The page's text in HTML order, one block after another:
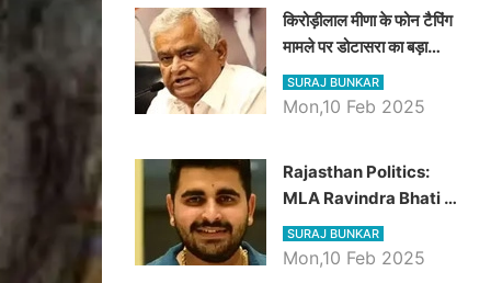
किरोड़ीलाल मीणा के फोन टैपिंग
मामले पर डोटासरा का बड़ा
आरोप, वीडियो में देखें AZ बड़ी
खबरें
SURAJ BUNKAR
Mon,10 Feb 2025
Rajasthan Politics:
MLA Ravindra Bhati ने
प्रदेश की शिक्षा व्यवस्था पर
उठाए सवाल, Madan
SURAJ BUNKAR
Mon,10 Feb 2025